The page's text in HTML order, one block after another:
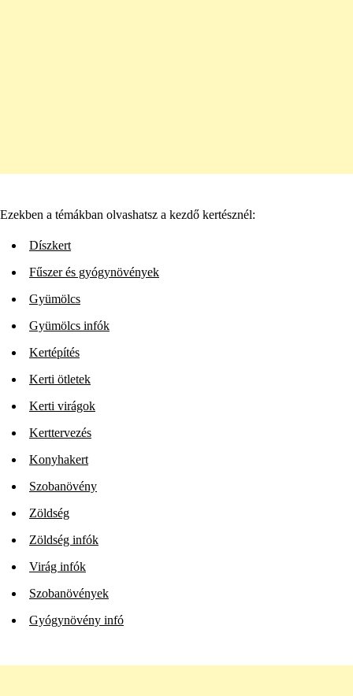
Ezekben a témákban olvashatsz a kezdő kertésznél:
Díszkert
Fűszer és gyógynövények
Gyümölcs
Gyümölcs infók
Kertépítés
Kerti ötletek
Kerti virágok
Kerttervezés
Konyhakert
Szobanövény
Zöldség
Zöldség infók
Virág infók
Szobanövények
Gyógynövény infó